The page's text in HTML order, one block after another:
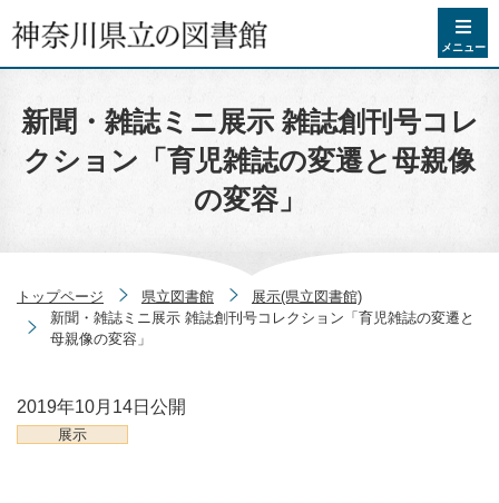
コンテンツへスキップ
メニュー
新聞・雑誌ミニ展示 雑誌創刊号コレ
クション「育児雑誌の変遷と母親像
の変容」
トップページ 県立図書館
展示(県立図書館)
新聞・雑誌ミニ展示 雑誌創刊号コレクション「育児雑誌の変遷と
母親像の変容」
2019年10月14日 公開
展示